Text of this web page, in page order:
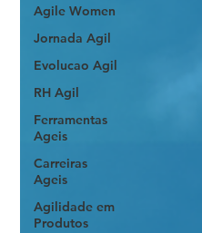
Agile Women
Jornada Agil
Evolucao Agil
RH Agil
Ferramentas
Ageis
Carreiras
Ageis
Agilidade em
Produtos